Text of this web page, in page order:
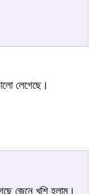
লেগেছে।
জেনে খুশি হলাম।